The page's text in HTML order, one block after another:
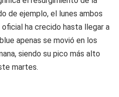
de ejemplo, el lunes ambos
ha crecido hasta llegar a
apenas se movió en los
siendo su pico más alto
martes.